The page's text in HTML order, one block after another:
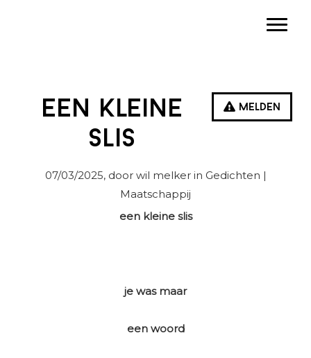
Melden
Een kleine
slis
07/03/2025, door wil melker in Gedichten |
Maatschappij
een kleine slis
je was maar
een woord